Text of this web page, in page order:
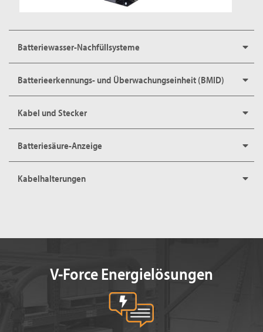
Batteriewasser-Nachfüllsysteme
Batterieerkennungs- und Überwachungseinheit (BMID)
Kabel und Stecker
Batteriesäure-Anzeige
Kabelhalterungen
V-Force Energielösungen